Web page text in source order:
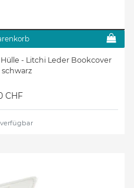
- Litchi Leder Bookcover
schwarz
CHF